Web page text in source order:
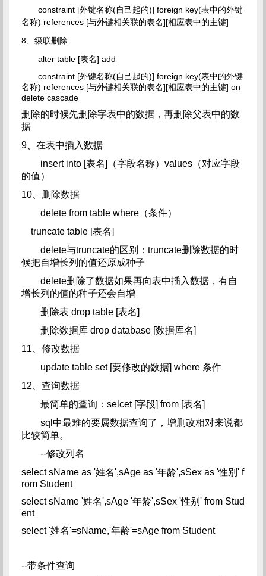
constraint [外键名称(自己起的)] foreign key(表中的外键
名称) references [与外键相关联的表名][相应表中的主键]
8、级联删除
alter table [表名] add
constraint [外键名称(自己起的)] foreign key(表中的外键
名称) references [与外键相关联的表名][相应表中的主键] on
delete cascade
删除的时候先删除字表中的数据，再删除父表中的数
据
9、在表中插入数据
insert into [表名]（字段名称）values（对应字段
的值）
10、删除数据
delete from table where（条件）
truncate table [表名]
delete与truncate的区别： truncate删除数据的时
候把自增长列的值还原成种子
delete删除了数据如果再向表中插入数据，有自
增长列的值的种子还会自增
删除表 drop table [表名]
删除数据库 drop database [数据库名]
11、修改数据
update table set [要修改的数据] where 条件
12、查询数据
最简单的查询：selcet [字段] from [表名]
sql中最难的要属数据查询了，增删改相对来说都
比较简单。
--修改列名
select sName as '姓名',sAge as '年龄',sSex as '性别' f
rom Student
select sName '姓名',sAge '年龄',sSex '性别' from Stud
ent
select '姓名'=sName,'年龄'=sAge from Student
--带条件查询